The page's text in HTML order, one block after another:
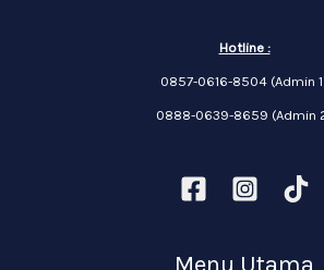
Hotline :
0857-0616-8504 (Admin
0888-0639-8659 (Admin